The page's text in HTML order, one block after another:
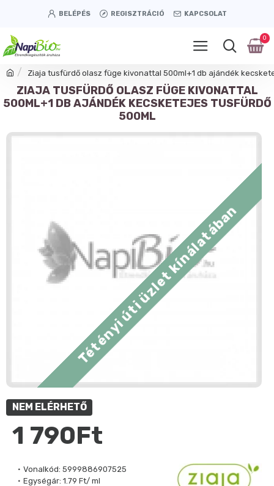
BELÉPÉS REGISZTRÁCIÓ KAPCSOLAT
0
Ziaja tusfürdő olasz füge kivonattal 500ml+1 db ajándék
ZIAJA TUSFÜRDŐ OLASZ FÜGE KIVONATTAL
500ML+1 DB AJÁNDÉK KECSKETEJES TUSFÜRDŐ
500ML
Tétényi úti üzlet kínálatában
Vonalkód: 5999886907525
Egységár: 1.79 Ft/ ml
NEM ELÉRHETŐ
1 790Ft